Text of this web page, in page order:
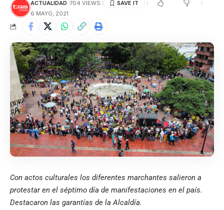
ACTUALIDAD 704 VIEWS
6 MAYO, 2021
Con actos culturales los diferentes marchantes salieron a
protestar en el séptimo día de manifestaciones en el país.
Destacaron las garantías de la Alcaldía.